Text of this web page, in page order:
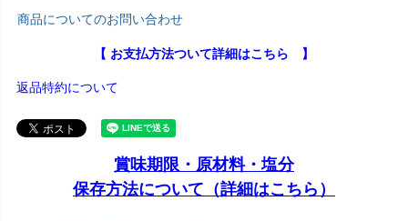
商品についてのお問い合わせ
【 お支払方法ついて詳細はこちら 】
返品特約について
賞味期限・原材料・塩分
保存方法について（詳細はこちら）